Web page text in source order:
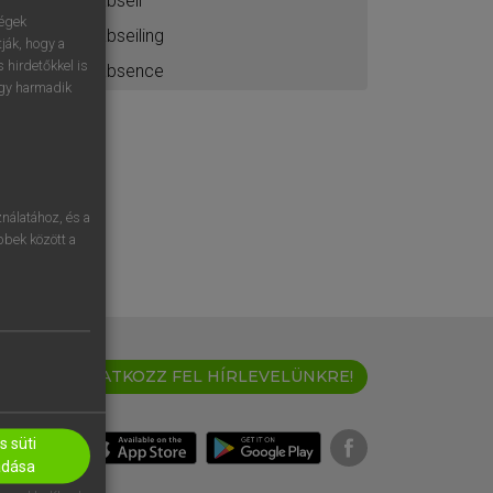
abseiling
absence
IRATKOZZ FEL HÍRLEVELÜNKRE!
hogy a
hirdetőkkel is
harmadik
és a
között a
süti